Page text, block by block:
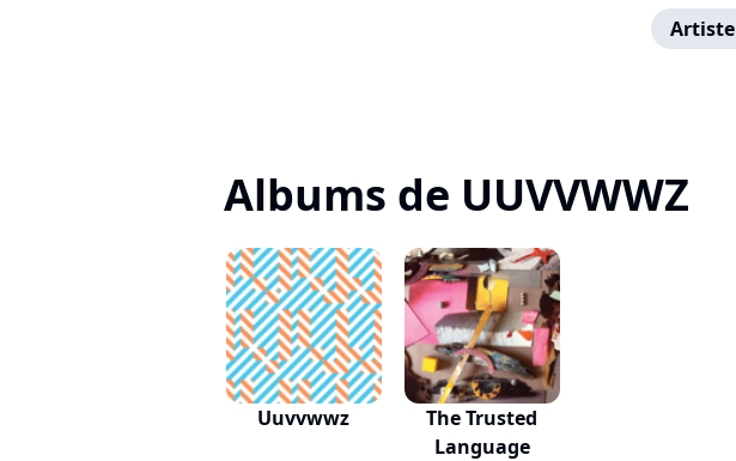
Artiste
Albums de UUVVWWZ
Uuvvwwz
The Trusted
Language